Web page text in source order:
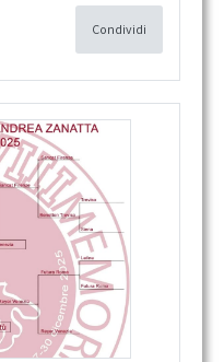
Condividi